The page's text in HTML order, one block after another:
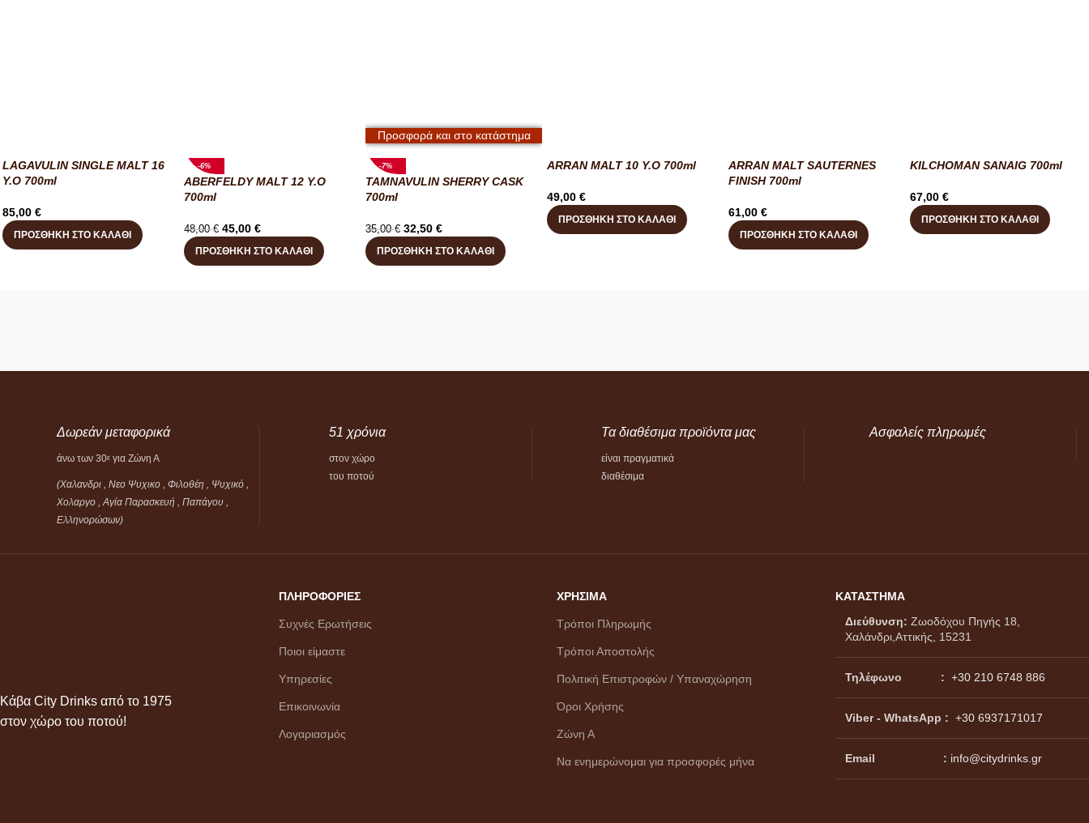
LAGAVULIN SINGLE MALT 16
Y.O 700ml
85,00 €
ΠΡΟΣΘΉΚΗ ΣΤΟ ΚΑΛΆΘΙ
-6%
ABERFELDY MALT 12 Y.O
700ml
48,00€ 45,00 €
ΠΡΟΣΘΉΚΗ ΣΤΟ ΚΑΛΆΘΙ
Προσφορά και στο κατάστημα
-7%
TAMNAVULIN SHERRY CASK
700ml
35,00€ 32,50 €
ΠΡΟΣΘΉΚΗ ΣΤΟ ΚΑΛΆΘΙ
ARRAN MALT 10 Y.O 700ml
49,00 €
ΠΡΟΣΘΉΚΗ ΣΤΟ ΚΑΛΆΘΙ
ARRAN MALT SAUTERNES
FINISH 700ml
61,00 €
ΠΡΟΣΘΉΚΗ ΣΤΟ ΚΑΛΆΘΙ
KILCHOMAN SANAIG 700ml
67,00 €
ΠΡΟΣΘΉΚΗ ΣΤΟ ΚΑΛΆΘΙ
Δωρεάν μεταφορικά
άνω των 30ε για Ζώνη Α
(Χαλανδρι , Νεο Ψυχικο , Φιλοθέη , Ψυχικό ,
Χολαργο , Αγία Παρασκευή , Παπάγου ,
Ελληνορώσων)
51 χρόνια
στον χώρο
του ποτού
Τα διαθέσιμα προϊόντα μας
είναι πραγματικά
διαθέσιμα
Ασφαλείς πληρωμές
Κάβα City Drinks από το 1975
στον χώρο του ποτού!
ΠΛΗΡΟΦΟΡΙΕΣ
Συχνές Ερωτήσεις
Ποιοι είμαστε
Υπηρεσίες
Επικοινωνία
Λογαριασμός
ΧΡΗΣΙΜΑ
Τρόποι Πληρωμής
Τρόποι Αποστολής
Πολιτική Επιστροφών / Υπαναχώρηση
Όροι Χρήσης
Ζώνη Α
Να ενημερώνομαι για προσφορές μήνα
ΚΑΤΑΣΤΗΜΑ
Διεύθυνση: Ζωοδόχου Πηγής 18,
Χαλάνδρι,Αττικής, 15231
Τηλέφωνο : +30 210 6748 886
Viber - WhatsApp : +30 6937171017
Email : info@citydrinks.gr